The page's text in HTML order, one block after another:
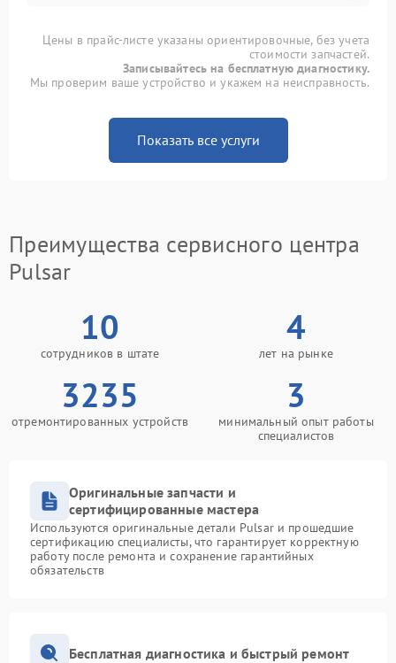
Цены в прайс-листе указаны ориентировочные, без учета
стоимости запчастей.
Записывайтесь на бесплатную диагностику.
Мы проверим ваше устройство и укажем на неисправность.
Показать все услуги
Преимущества сервисного центра
Pulsar
10
сотрудников в штате
4
лет на рынке
3235
отремонтированных устройств
3
минимальный опыт работы
специалистов
Оригинальные запчасти и
сертифицированные мастера
Используются оригинальные детали Pulsar и прошедшие
сертификацию специалисты, что гарантирует корректную
работу после ремонта и сохранение гарантийных
обязательств
Бесплатная диагностика и быстрый ремонт